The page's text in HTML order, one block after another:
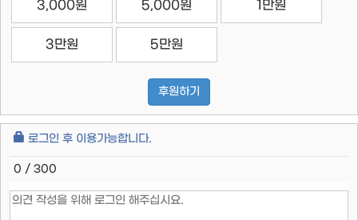
3,000원 5,000원 1만원
3만원 5만원
후원하기
로그인 후 이용가능합니다.
0 / 300